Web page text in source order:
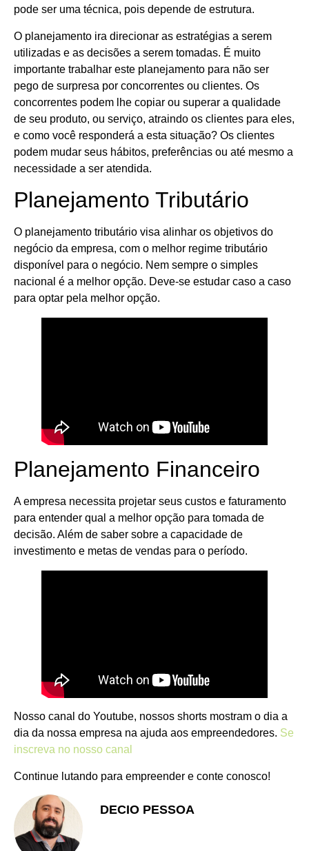
pode ser uma técnica, pois depende de estrutura.
O planejamento ira direcionar as estratégias a serem
utilizadas e as decisões a serem tomadas. É muito
importante trabalhar este planejamento para não ser
pego de surpresa por concorrentes ou clientes. Os
concorrentes podem lhe copiar ou superar a qualidade
de seu produto, ou serviço, atraindo os clientes para eles,
e como você responderá a esta situação? Os clientes
podem mudar seus hábitos, preferências ou até mesmo a
necessidade a ser atendida.
Planejamento Tributário
O planejamento tributário visa alinhar os objetivos do
negócio da empresa, com o melhor regime tributário
disponível para o negócio. Nem sempre o simples
nacional é a melhor opção. Deve-se estudar caso a caso
para optar pela melhor opção.
Planejamento Financeiro
A empresa necessita projetar seus custos e faturamento
para entender qual a melhor opção para tomada de
decisão. Além de saber sobre a capacidade de
investimento e metas de vendas para o período.
Nosso canal do Youtube, nossos shorts mostram o dia a
dia da nossa empresa na ajuda aos empreendedores. Se
inscreva no nosso canal
Continue lutando para empreender e conte conosco!
DECIO PESSOA